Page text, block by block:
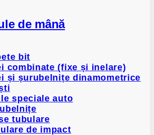
de mână
bit
combinate (fixe și inelare)
și șurubelnițe dinamometrice
speciale auto
tubulare
de impact